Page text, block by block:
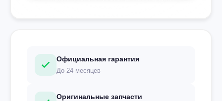
Официальная гарантия
До 24 месяцев
Оригинальные запчасти